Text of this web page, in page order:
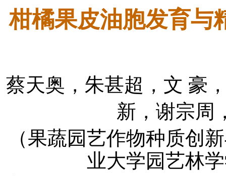
柑橘果皮油胞发育与
蔡天奥，朱甚超，文 豪
新，谢宗周
（果蔬园艺作物种质创
业大学园艺林